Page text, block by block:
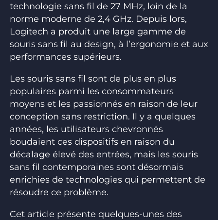
technologie sans fil de 27 MHz, loin de la
norme moderne de 2,4 GHz. Depuis lors,
Logitech a produit une large gamme de
souris sans fil au design, à l’ergonomie et aux
performances supérieurs.
Les souris sans fil sont de plus en plus
populaires parmi les consommateurs
moyens et les passionnés en raison de leur
conception sans restriction. Il y a quelques
années, les utilisateurs chevronnés
boudaient ces dispositifs en raison du
décalage élevé des entrées, mais les souris
sans fil contemporaines sont désormais
enrichies de technologies qui permettent de
résoudre ce problème.
Cet article présente quelques-unes des